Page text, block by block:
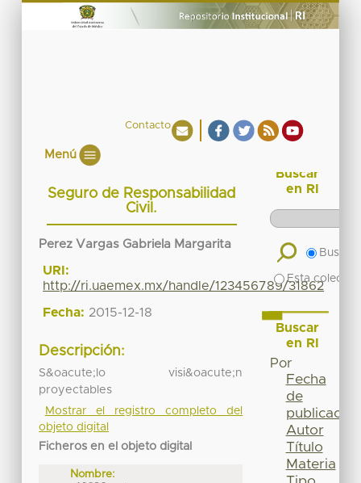
Contacto
Menú
Seguro de Responsabilidad
Civil.
Perez Vargas Gabriela Margarita
URI:
http://ri.uaemex.mx/handle/123456789/31862
Fecha: 2015-12-18
Descripción:
S&oacute;lo visi&oacute;n
proyectables
Mostrar el registro completo del
objeto digital
Ficheros en el objeto digital
Nombre:
Buscar
en RI
Buscar
Esta
Buscar
en RI
Por
Fecha
de
publicación
Autor
Título
Materia